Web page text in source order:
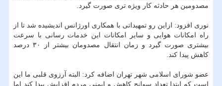
مصدومین هر حادثه كار ویژه تری صورت گیرد.
نوری افزود: ازاین رو تمهیداتی با همكاری اورژانس اندیشیده شد تا از
راه امكانات هوایی و سایر امكانات این خدمات رسانی با سرعت
بیشتری صورت گیرد و زمان انتقال مصدومان بیشتر از ۳۰ درصد
كاهش پیدا كند.
عضو شورای اسلامی شهر تهران اضافه كرد: البته آرزوی قلبی ما این
است كه ابتدا تعداد سوانح كاهش و ایمنی مردم افزایش پیدا كند اما